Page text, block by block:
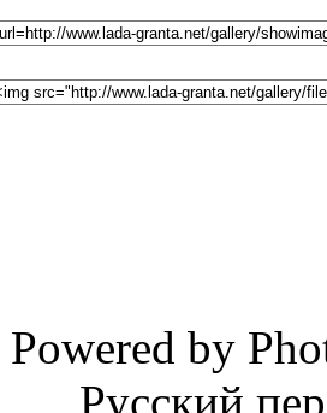
Powered by
Русский